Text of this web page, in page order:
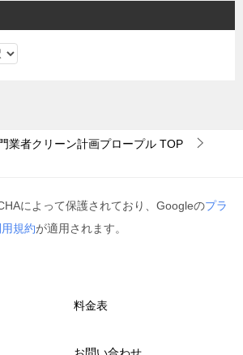
業者クリーン計画プロープル TOP
によって保護されており、Googleのプラ
規約が適用されます。
料金表